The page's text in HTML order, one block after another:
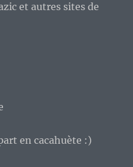
et autres sites de
en cacahuète :)